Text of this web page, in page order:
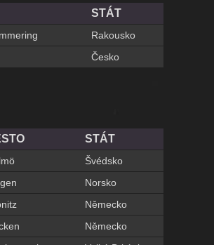
STÁT
Rakousko
Česko
STÁT
Švédsko
Norsko
Německo
Německo